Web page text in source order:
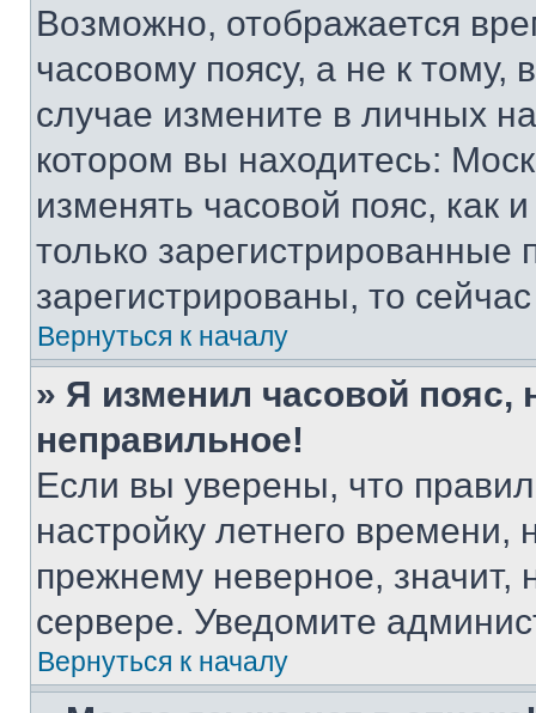
Возможно, отображается
часовому поясу, а не к тому,
случае измените в личных
котором вы находитесь:
изменять часовой пояс, как
только
зарегистрированы, то
Вернуться к началу
» Я изменил часовой пояс,
неправильное!
Если вы уверены, что
настройку летнего
прежнему неверное, значит,
сервере. Уведомите
Вернуться к началу